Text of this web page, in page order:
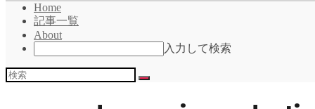
Home
記事一覧
About
入力して検索